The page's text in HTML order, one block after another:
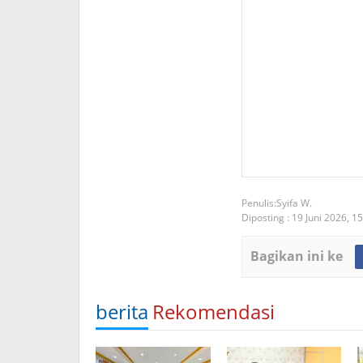
Syifa W.
Diposting : 19 Juni 2026,
Bagikan ini ke
berita Rekomendasi